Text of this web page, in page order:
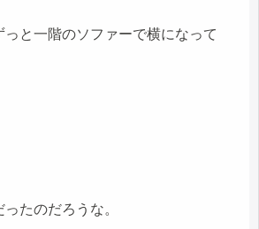
っと一階のソファーで横になって
たのだろうな。